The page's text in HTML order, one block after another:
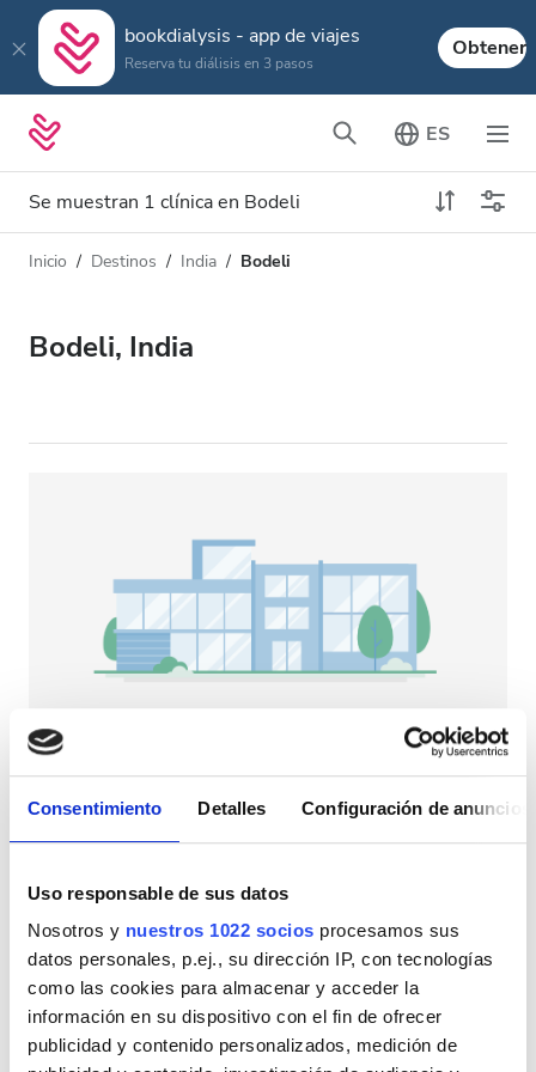
Consentimiento Detalles Configuración de anuncios
Uso responsable de sus datos
Nosotros y nuestros 1022 socios procesamos sus
datos personales, p.ej., su dirección IP, con tecnologías
como las cookies para almacenar y acceder la
información en su dispositivo con el fin de ofrecer
publicidad y contenido personalizados, medición de
bookdialysis - app de viajes
Reserva tu diálisis en 3 pasos
Obtener
ES
Se muestran 1 clínica en Bodeli
Tipo de diálisis
Todas las diálisis
Pacientes con hepatitis B
Pacientes con hepatitis C
Instalaciones
Refrescos
WiFi gratuito
Pantallas de televisión
Traslado gratuito
Distancia
Inicio Destinos India Bodeli
Bodeli, India
NephroPlus at Sangam General Hospital
Bodeli, India
Por tratamiento
Diálisis HD 79 €
Diálisis HDF 89 €
Reservación